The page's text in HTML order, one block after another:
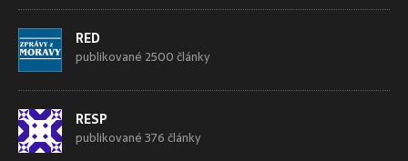
RED
publikované 2500 články
RESP
publikované 376 články